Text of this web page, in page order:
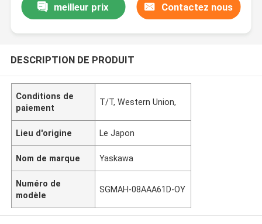
meilleur prix Contactez nous
DESCRIPTION DE PRODUIT
Conditions de
paiement
T/T, Western Union,
Lieu d'origine Le Japon
Nom de marque Yaskawa
Numéro de
modèle
SGMAH-08AAA61D-OY